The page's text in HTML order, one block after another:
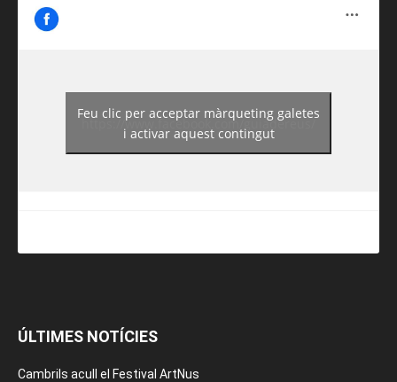
https://www.facebook.com/guiadereus/
Feu clic per acceptar màrqueting galetes
i activar aquest contingut
ÚLTIMES NOTÍCIES
Cambrils acull el Festival ArtNus